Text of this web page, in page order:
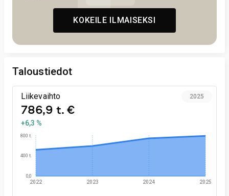
KOKEILE ILMAISEKSI
Taloustiedot
Liikevaihto
786,9 t. €
+6,3 %
2025
2022 2023 2024 2025
0,0
400 t.
800 t.